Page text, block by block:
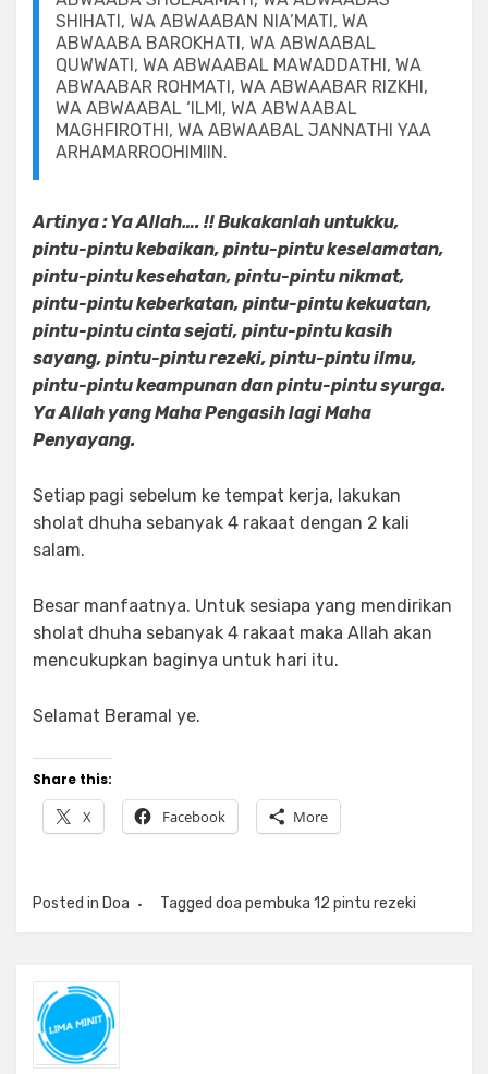
SHIHATI, WA ABWAABAN NIA’MATI, WA
ABWAABA BAROKHATI, WA ABWAABAL
QUWWATI, WA ABWAABAL MAWADDATHI, WA
ABWAABAR ROHMATI, WA ABWAABAR RIZKHI,
WA ABWAABAL ‘ILMI, WA ABWAABAL
MAGHFIROTHI, WA ABWAABAL JANNATHI YAA
ARHAMARROOHIMIIN.
Artinya : Ya Allah…. !! Bukakanlah untukku,
pintu-pintu kebaikan, pintu-pintu keselamatan,
pintu-pintu kesehatan, pintu-pintu nikmat,
pintu-pintu keberkatan, pintu-pintu kekuatan,
pintu-pintu cinta sejati, pintu-pintu kasih
sayang, pintu-pintu rezeki, pintu-pintu ilmu,
pintu-pintu keampunan dan pintu-pintu syurga.
Ya Allah yang Maha Pengasih lagi Maha
Penyayang.
Setiap pagi sebelum ke tempat kerja, lakukan
sholat dhuha sebanyak 4 rakaat dengan 2 kali
salam.
Besar manfaatnya. Untuk sesiapa yang mendirikan
sholat dhuha sebanyak 4 rakaat maka Allah akan
mencukupkan baginya untuk hari itu.
Selamat Beramal ye.
Share this:
X Facebook More
Posted in Doa Tagged doa pembuka 12 pintu rezeki